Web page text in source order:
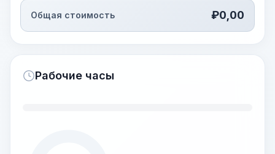
Общая стоимость ₽0,00
Рабочие часы